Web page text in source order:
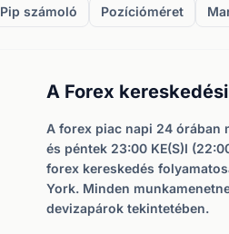
Pip számoló Pozícióméret
A Forex
A forex piac napi 24 órában
és péntek 23:00 KE(S)I
forex kereskedés
York. Minden
devizapárok tekintetében.